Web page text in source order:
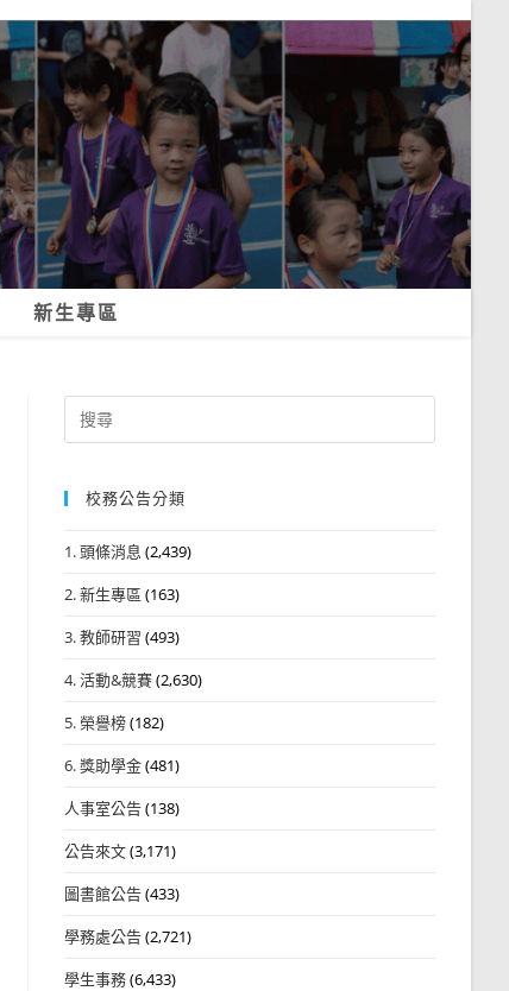
新生專區
Search
for:
校務公告分類
1. 頭條消息 (2,439)
2. 新生專區 (163)
3. 教師研習 (493)
4. 活動&競賽(2,630)
5. 榮譽榜(182)
6. 獎助學金(481)
人事室公告(138)
公告來文(3,171)
圖書館公告(433)
學務處公告(2,721)
學生事務(6,433)